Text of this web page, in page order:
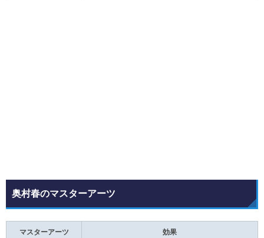
奥村春のマスターアーツ
マスターアーツ 効果